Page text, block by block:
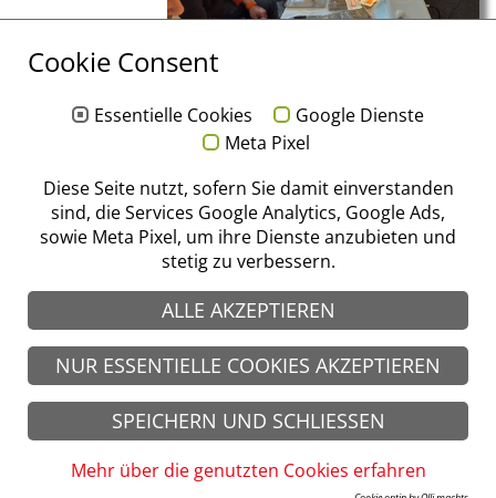
Datenschutz | AGB | AEB
Cookie Consent
Essentielle Cookies
Google Dienste
Meta Pixel
Diese Seite nutzt, sofern Sie damit einverstanden
sind, die Services Google Analytics, Google Ads,
sowie Meta Pixel, um ihre Dienste anzubieten und
stetig zu verbessern.
ALLE AKZEPTIEREN
NUR ESSENTIELLE COOKIES AKZEPTIEREN
SPEICHERN UND SCHLIESSEN
Mehr über die genutzten Cookies erfahren